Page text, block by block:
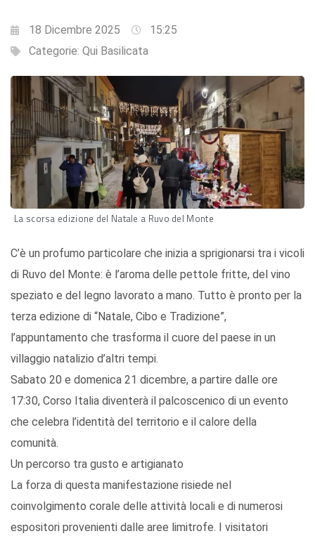
18 Dicembre 2025
15:25
Categorie: Qui Basilicata
La scorsa edizione del Natale a Ruvo del Monte
C’è un profumo particolare che inizia a sprigionarsi tra i vicoli
di Ruvo del Monte: è l’aroma delle pettole fritte, del vino
speziato e del legno lavorato a mano. Tutto è pronto per la
terza edizione di “Natale, Cibo e Tradizione”,
l’appuntamento che trasforma il cuore del paese in un
villaggio natalizio d’altri tempi.
Sabato 20 e domenica 21 dicembre, a partire dalle ore
17:30, Corso Italia diventerà il palcoscenico di un evento
che celebra l’identità del territorio e il calore della
comunità.
Un percorso tra gusto e artigianato
La forza di questa manifestazione risiede nel
coinvolgimento corale delle attività locali e di numerosi
espositori provenienti dalle aree limitrofe. I visitatori